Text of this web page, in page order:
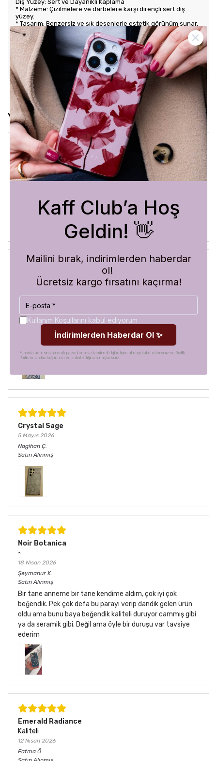
Dış Yüzey: Sert ve Dayanıklı Kaplama
* Malzeme: Çizilmelere ve darbelere karşı dirençli sert dış
yüzey.
* Tasarım: Benzersiz ve şık desenlerle estetik görünüm sunar.
Kullanım Kolaylığı
* Tuş Erişimi: Tuşlara kolay erişim sağlayarak kullanım rahatlığı
sunar.
* Uyum: Telefonunuza tam oturarak gevşek durmaz ve kaliteli
bir his verir.
Yorumlar
Crystal Sage
3 Ağustos 2026
Bükra A.
Blue Abyss
30 Temmuz 2026
Hilal A.
Satın Alınmış
Görür görmez çok beğendim. Hem desen olarak çok şık
hem de koruma olarak çok güvenilir. Ayrıca hızlı kargolama
için teşekkürler
Crystal Sage
5 Mayıs 2026
Nagihan Ç.
Satın Alınmış
Noir Botanica
~
18 Nisan 2026
Şeymanur K.
Satın Alınmış
Bir tane anneme bir tane kendime aldım, çok iyi çok
beğendik. Pek çok defa bu parayı verip dandik gelen ürün
oldu ama bunu baya beğendik kaliteli duruyor cammış gibi
ya da seramik gibi. Değil ama öyle bir duruşu var tavsiye
ederim
Emerald Radiance
Kaliteli
12 Nisan 2026
Fatma Ö.
Kaff Club’a Hoş
Geldin! 👋
Mailini bırak, indirimlerden haberdar
ol!
Ücretsiz kargo fırsatını kaçırma!
Kullanım Koşullarını kabul ediyorum
İndirimlerden Haberdar Ol ✨
E-posta adresinizi girerek pazarlama ve tanıtım ile ilgili iletişim almayı kabul edersiniz ve Gizlilik
Politikamızı okuduğunuzu ve kabul ettiğinizi onaylarsınız.